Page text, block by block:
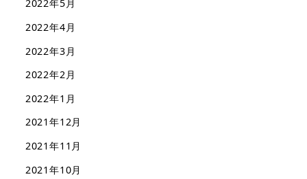
2022年5月
2022年4月
2022年3月
2022年2月
2022年1月
2021年12月
2021年11月
2021年10月